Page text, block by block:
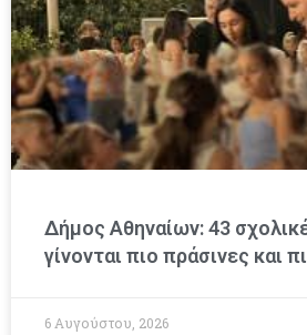
Δήμος Αθηναίων: 43
γίνονται πιο πράσινες και
6 Αυγούστου, 2026